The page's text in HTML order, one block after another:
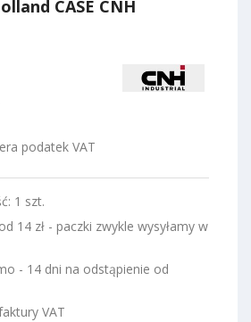
CASE CNH
podatek VAT
1 szt.
14 zł - paczki zwykle wysyłamy w
- 14 dni na odstąpienie od
VAT